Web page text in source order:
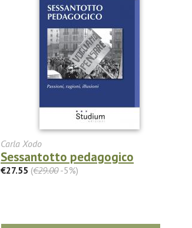
Carla Xodo
Sessantotto pedagogico
€27.55 (€29.00-5%)